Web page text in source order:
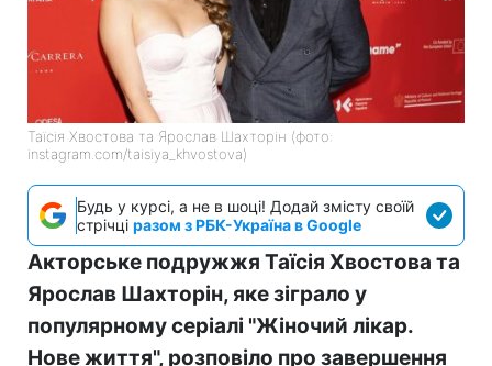
Таїсія Хвостова та Ярослав Шахторін (фото:
instagram.com/taisiya_khvostova)
Будь у курсі, а не в шоці! Додай змісту своїй
стрічці разом з РБК-Україна в Google
Акторське подружжя Таїсія Хвостова та
Ярослав Шахторін, яке зіграло у
популярному серіалі "Жіночий лікар.
Нове життя", розповіло про завершення